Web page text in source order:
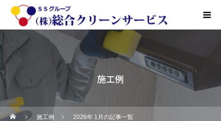
施工例
施工例 2026年 1月の記事一覧